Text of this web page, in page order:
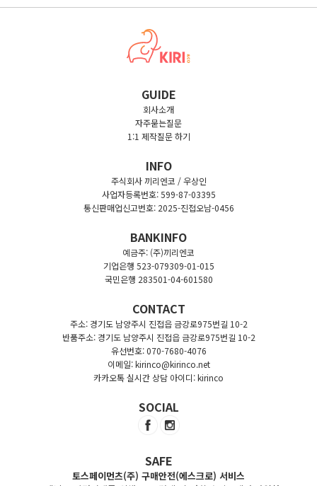
GUIDE
회사소개
자주묻는질문
1:1 제작질문 하기
INFO
주식회사 끼리엔코 / 우상인
사업자등록번호: 599-87-03395
통신판매업신고번호: 2025-진접오남-0456
BANKINFO
예금주: (주)끼리엔코
기업은행 523-079309-01-015
국민은행 283501-04-601580
CONTACT
주소: 경기도 남양주시 진접읍 금강로975번길 10-2
반품주소: 경기도 남양주시 진접읍 금강로975번길 10-2
유선번호: 070-7680-4076
이메일: kirinco@kirinco.net
카카오톡 실시간 상담 아이디: kirinco
SOCIAL
SAFE
토스페이먼츠(주) 구매안전(에스크로) 서비스